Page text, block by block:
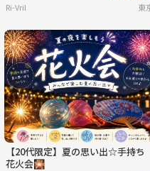
Ri-Vril 東
【20代限定】夏の思い出☆手持ち
花火会🎇